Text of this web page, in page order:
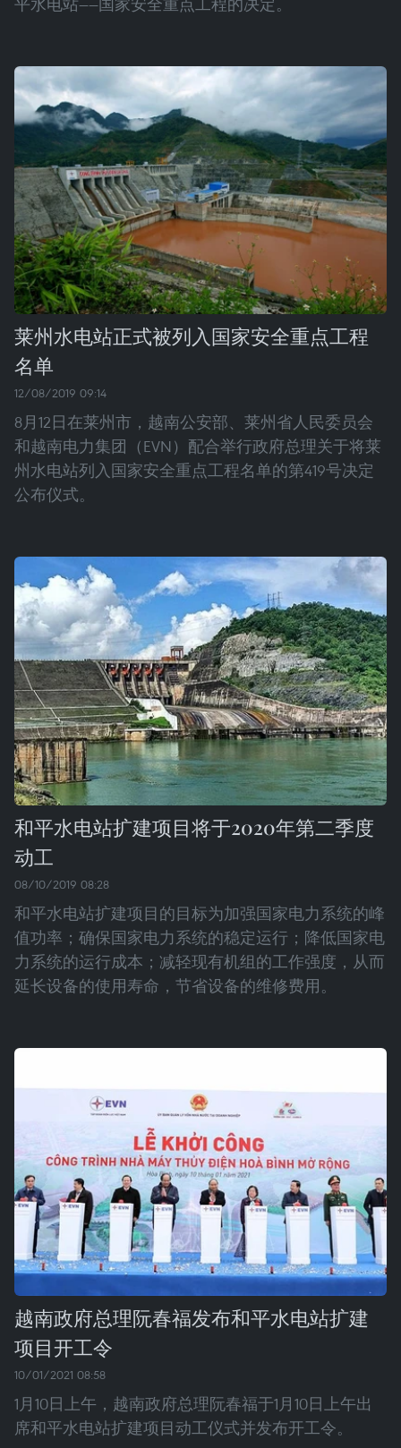
莱州水电站正式被列入国家安全重点工程
名单
12/08/2019 09:14
8月12日在莱州市，越南公安部、莱州省人民委员会
和越南电力集团（EVN）配合举行政府总理关于将莱
州水电站列入国家安全重点工程名单的第419号决定
公布仪式。
和平水电站扩建项目将于2020年第二季度
动工
08/10/2019 08:28
和平水电站扩建项目的目标为加强国家电力系统的峰
值功率；确保国家电力系统的稳定运行；降低国家电
力系统的运行成本；减轻现有机组的工作强度，从而
延长设备的使用寿命，节省设备的维修费用。
越南政府总理阮春福发布和平水电站扩建
项目开工令
10/01/2021 08:58
1月10日上午，越南政府总理阮春福于1月10日上午出
席和平水电站扩建项目动工仪式并发布开工令。